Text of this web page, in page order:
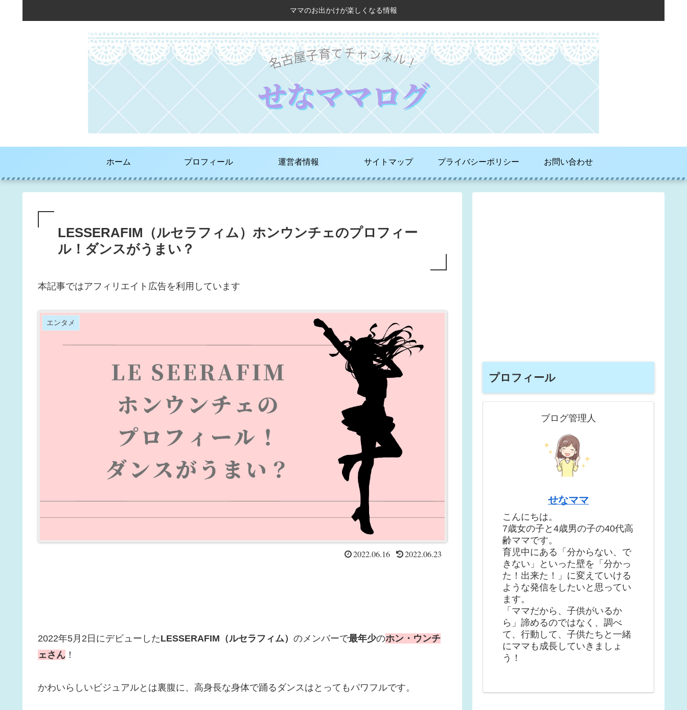
ママのお出かけが楽しくなる情報
ホーム プロフィール 運営者情報 サイトマップ プライバシーポリシー お問い合わせ
LESSERAFIM（ルセラフィム）ホンウンチェのプロフィー
ル！ダンスがうまい？
本記事ではアフィリエイト広告を利用しています
エンタメ
2022.06.16 2022.06.23
2022年5月2日にデビューしたLESSERAFIM（ルセラフィム） のメンバーで最年少のホン・ウンチ
ェさん ！
かわいらしいビジュアルとは裏腹に、高身長な身体で踊るダンスはとってもパワフルです。
プロフィール
ブログ管理人
せなママ
こんにちは。
7歳女の子と4歳男の子の40代高
齢ママです。
育児中にある「分からない、で
きない」といった壁を「分かっ
た！出来た！」に変えていける
ような発信をしたいと思ってい
ます。
「ママだから、子供がいるか
ら」諦めるのではなく、調べ
て、行動して、子供たちと一緒
にママも成長していきましょ
う！